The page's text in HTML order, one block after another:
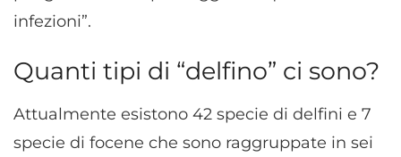
infezioni”.
Quanti tipi di “delfino” ci sono?
Attualmente esistono 42 specie di delfini e 7
specie di focene che sono raggruppate in sei